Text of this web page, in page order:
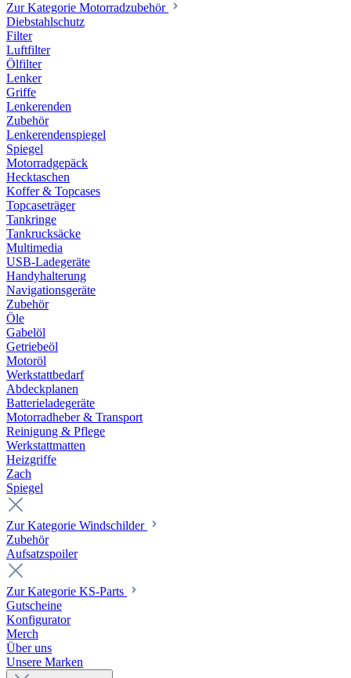
Zur Kategorie Motorradzubehör
Diebstahlschutz
Filter
Luftfilter
Ölfilter
Lenker
Griffe
Lenkerenden
Zubehör
Lenkerendenspiegel
Spiegel
Motorradgepäck
Hecktaschen
Koffer & Topcases
Topcaseträger
Tankringe
Tankrucksäcke
Multimedia
USB-Ladegeräte
Handyhalterung
Navigationsgeräte
Zubehör
Öle
Gabelöl
Getriebeöl
Motoröl
Werkstattbedarf
Abdeckplanen
Batterieladegeräte
Motorradheber & Transport
Reinigung & Pflege
Werkstattmatten
Heizgriffe
Zach
Spiegel
Zur Kategorie Windschilder
Zubehör
Aufsatzspoiler
Zur Kategorie KS-Parts
Gutscheine
Konfigurator
Merch
Über uns
Unsere Marken